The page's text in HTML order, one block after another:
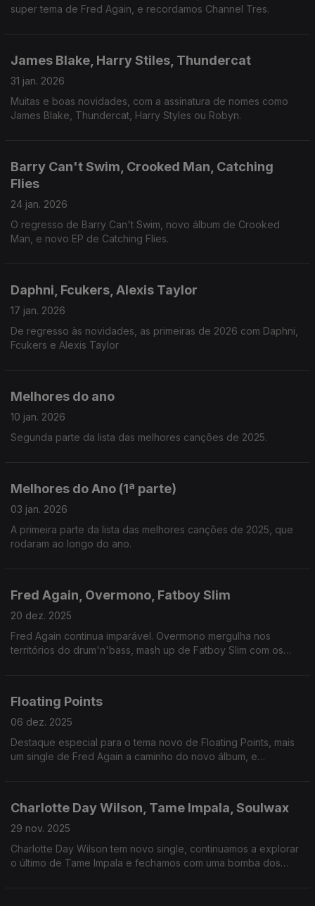
super tema de Fred Again, e recordamos Channel Tres.
James Blake, Harry Stiles, Thundercat
31 jan. 2026
Muitas e boas novidades, com a assinatura de nomes como
James Blake, Thundercat, Harry Styles ou Robyn.
Barry Can't Swim, Crooked Man, Catching
Flies
24 jan. 2026
O regresso de Barry Can't Swim, novo álbum de Crooked
Man, e novo EP de Catching Flies.
Daphni, Fcukers, Alexis Taylor
17 jan. 2026
De regresso às novidades, as primeiras de 2026 com Daphni,
Fcukers e Alexis Taylor
Melhores do ano
10 jan. 2026
Segunda parte da lista das melhores canções de 2025.
Melhores do Ano (1ª parte)
03 jan. 2026
A primeira parte da lista das melhores canções de 2025, que
rodaram ao longo do ano.
Fred Again, Overmono, Fatboy Slim
20 dez. 2025
Fred Again continua imparável. Overmono mergulha nos
territórios do drum'n'bass, mash up de Fatboy Slim com os
Floating Points
06 dez. 2025
Destaque especial para o tema novo de Floating Points, mais
um single de Fred Again a caminho do novo álbum, e
Charlotte Day Wilson, Tame Impala, Soulwax
29 nov. 2025
Charlotte Day Wilson tem novo single, continuamos a explorar
o último de Tame Impala e fechamos com uma bomba dos